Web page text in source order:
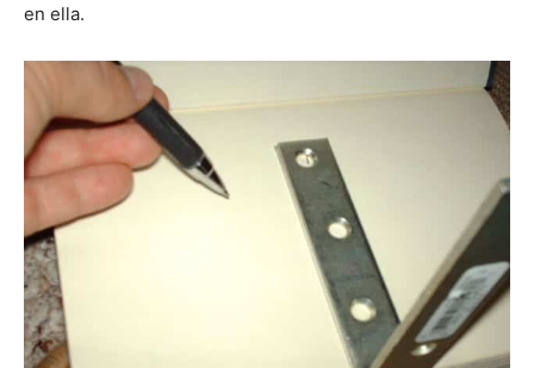
en ella.